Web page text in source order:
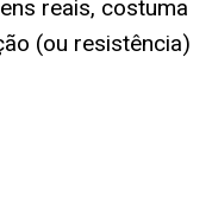
reais, costuma
(ou resistência)